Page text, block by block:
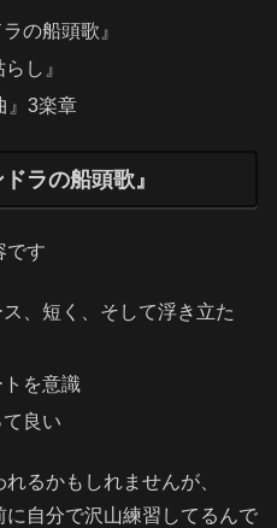
の船頭歌』
し』
』3楽章
ラの船頭歌』
です
、短く、そして浮き立た
を意識
良い
るかもしれませんが、
自分で沢山練習してるんで